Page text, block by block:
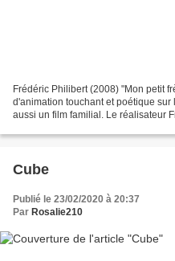
Frédéric Philibert (2008) "Mon petit
d'animation touchant et poétique
aussi un film familial. Le réalisateur
Cube
Publié le 23/02/2020 à 20:37
Par Rosalie210